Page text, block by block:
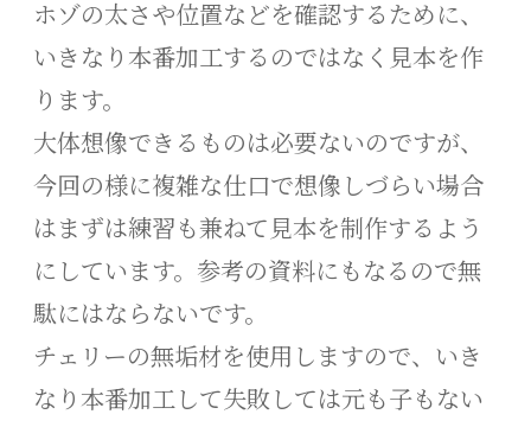
ホゾの太さや位置などを確認するために、
いきなり本番加工するのではなく見本を作
ります。
大体想像できるものは必要ないのですが、
今回の様に複雑な仕口で想像しづらい場合
はまずは練習も兼ねて見本を制作するよう
にしています。参考の資料にもなるので無
駄にはならないです。
チェリーの無垢材を使用しますので、いき
なり本番加工して失敗しては元も子もない